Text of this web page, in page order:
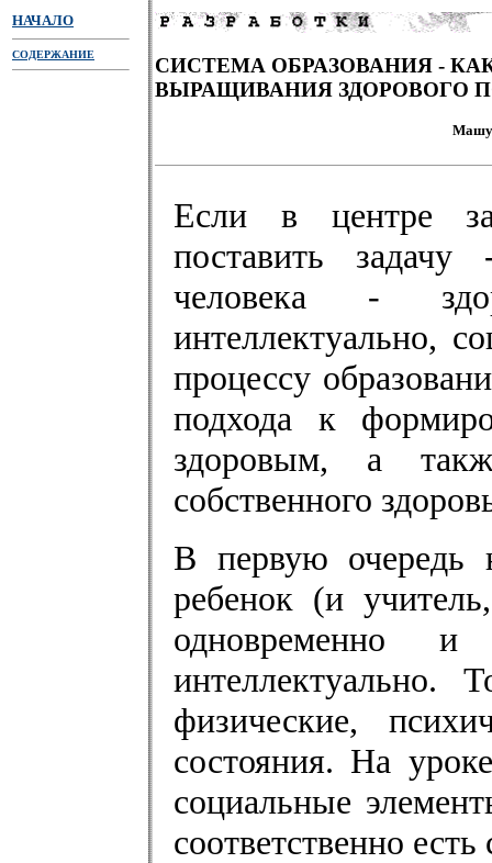
НАЧАЛО
СОДЕРЖАНИЕ
СИСТЕМА ОБРАЗОВАНИЯ -
ВЫРАЩИВАНИЯ ЗДОРОВОГО
Если в центре
поставить задачу
человека -
интеллектуально,
процессу
подхода к
здоровым, а
собственного
В первую очередь
ребенок (и
одновременно
интеллектуально.
физические,
состояния. На
социальные
соответственно